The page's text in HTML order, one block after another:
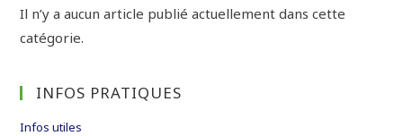
Il n’y a aucun article publié actuellement dans cette
catégorie.
INFOS PRATIQUES
Infos utiles